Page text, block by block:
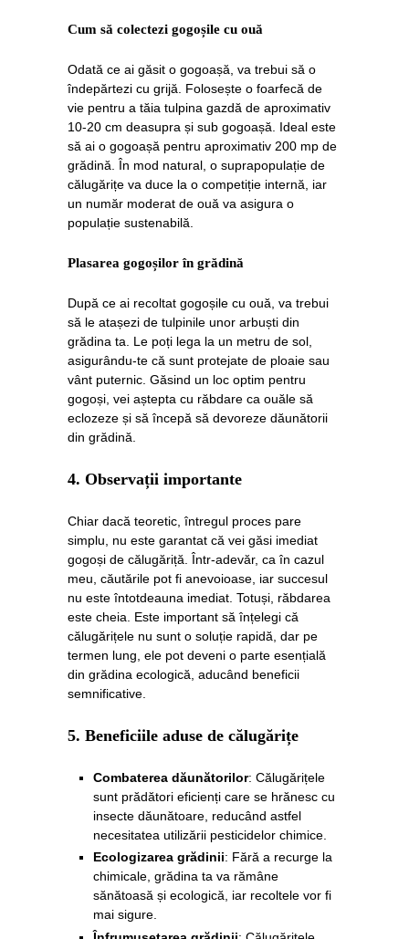
Cum să colectezi gogoșile cu ouă
Odată ce ai găsit o gogoașă, va trebui să o
îndepărtezi cu grijă. Folosește o foarfecă de
vie pentru a tăia tulpina gazdă de aproximativ
10-20 cm deasupra și sub gogoașă. Ideal este
să ai o gogoașă pentru aproximativ 200 mp de
grădină. În mod natural, o suprapopulație de
călugărițe va duce la o competiție internă, iar
un număr moderat de ouă va asigura o
populație sustenabilă.
Plasarea gogoșilor în grădină
După ce ai recoltat gogoșile cu ouă, va trebui
să le atașezi de tulpinile unor arbuști din
grădina ta. Le poți lega la un metru de sol,
asigurându-te că sunt protejate de ploaie sau
vânt puternic. Găsind un loc optim pentru
gogoși, vei aștepta cu răbdare ca ouăle să
eclozeze și să începă să devoreze dăunătorii
din grădină.
4. Observații importante
Chiar dacă teoretic, întregul proces pare
simplu, nu este garantat că vei găsi imediat
gogoși de călugăriță. Într-adevăr, ca în cazul
meu, căutările pot fi anevoioase, iar succesul
nu este întotdeauna imediat. Totuși, răbdarea
este cheia. Este important să înțelegi că
călugărițele nu sunt o soluție rapidă, dar pe
termen lung, ele pot deveni o parte esențială
din grădina ecologică, aducând beneficii
semnificative.
5. Beneficiile aduse de călugărițe
Combaterea dăunătorilor: Călugărițele
sunt prădători eficienți care se hrănesc cu
insecte dăunătoare, reducând astfel
necesitatea utilizării pesticidelor chimice.
Ecologizarea grădinii: Fără a recurge la
chimicale, grădina ta va rămâne
sănătoasă și ecologică, iar recoltele vor fi
mai sigure.